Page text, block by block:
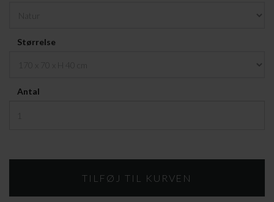
Størrelse
Antal